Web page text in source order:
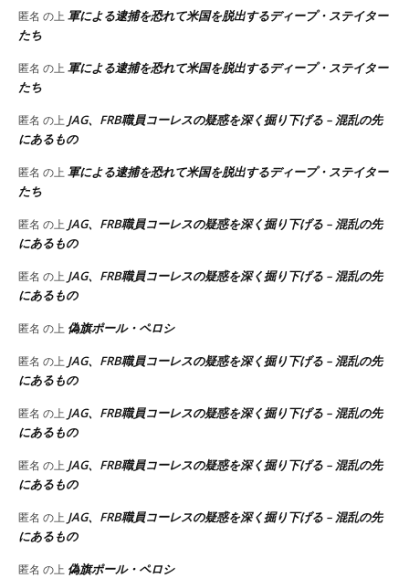
匿名 の上 軍による逮捕を恐れて米国を脱出するディープ・ステイター
たち
匿名 の上 軍による逮捕を恐れて米国を脱出するディープ・ステイター
たち
匿名 の上 JAG、FRB職員コーレスの疑惑を深く掘り下げる – 混乱の先
にあるもの
匿名 の上 軍による逮捕を恐れて米国を脱出するディープ・ステイター
たち
匿名 の上 JAG、FRB職員コーレスの疑惑を深く掘り下げる – 混乱の先
にあるもの
匿名 の上 JAG、FRB職員コーレスの疑惑を深く掘り下げる – 混乱の先
にあるもの
匿名 の上 偽旗ポール・ペロシ
匿名 の上 JAG、FRB職員コーレスの疑惑を深く掘り下げる – 混乱の先
にあるもの
匿名 の上 JAG、FRB職員コーレスの疑惑を深く掘り下げる – 混乱の先
にあるもの
匿名 の上 JAG、FRB職員コーレスの疑惑を深く掘り下げる – 混乱の先
にあるもの
匿名 の上 JAG、FRB職員コーレスの疑惑を深く掘り下げる – 混乱の先
にあるもの
匿名 の上 偽旗ポール・ペロシ